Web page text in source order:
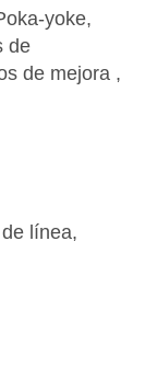
yoke,
de
de mejora ,
línea,